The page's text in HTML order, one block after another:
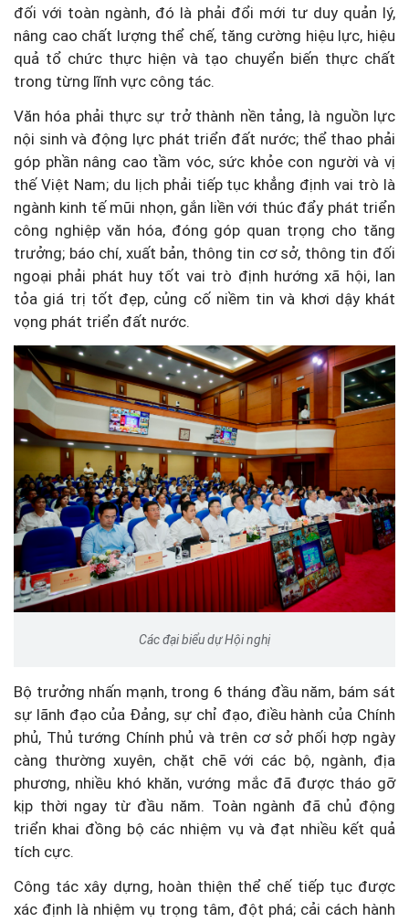
đối với toàn ngành, đó là phải đổi mới tư duy quản lý,
nâng cao chất lượng thể chế, tăng cường hiệu lực, hiệu
quả tổ chức thực hiện và tạo chuyển biến thực chất
trong từng lĩnh vực công tác.
Văn hóa phải thực sự trở thành nền tảng, là nguồn lực
nội sinh và động lực phát triển đất nước; thể thao phải
góp phần nâng cao tầm vóc, sức khỏe con người và vị
thế Việt Nam; du lịch phải tiếp tục khẳng định vai trò là
ngành kinh tế mũi nhọn, gắn liền với thúc đẩy phát triển
công nghiệp văn hóa, đóng góp quan trọng cho tăng
trưởng; báo chí, xuất bản, thông tin cơ sở, thông tin đối
ngoại phải phát huy tốt vai trò định hướng xã hội, lan
tỏa giá trị tốt đẹp, củng cố niềm tin và khơi dậy khát
vọng phát triển đất nước.
Các đại biểu dự Hội nghị
Bộ trưởng nhấn mạnh, trong 6 tháng đầu năm, bám sát
sự lãnh đạo của Đảng, sự chỉ đạo, điều hành của Chính
phủ, Thủ tướng Chính phủ và trên cơ sở phối hợp ngày
càng thường xuyên, chặt chẽ với các bộ, ngành, địa
phương, nhiều khó khăn, vướng mắc đã được tháo gỡ
kịp thời ngay từ đầu năm. Toàn ngành đã chủ động
triển khai đồng bộ các nhiệm vụ và đạt nhiều kết quả
tích cực.
Công tác xây dựng, hoàn thiện thể chế tiếp tục được
xác định là nhiệm vụ trọng tâm, đột phá; cải cách hành